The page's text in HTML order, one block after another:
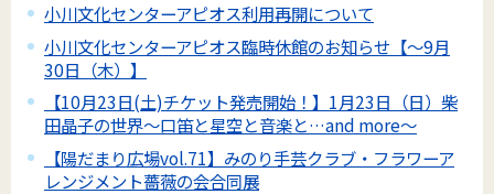
小川文化センターアピオス利用再開について
小川文化センターアピオス臨時休館のお知らせ【～9月
30日（木）】
【10月23日(土)チケット発売開始！】1月23日（日）柴
田晶子の世界～口笛と星空と音楽と…and more～
【陽だまり広場vol.71】みのり手芸クラブ・フラワーア
レンジメント薔薇の会合同展